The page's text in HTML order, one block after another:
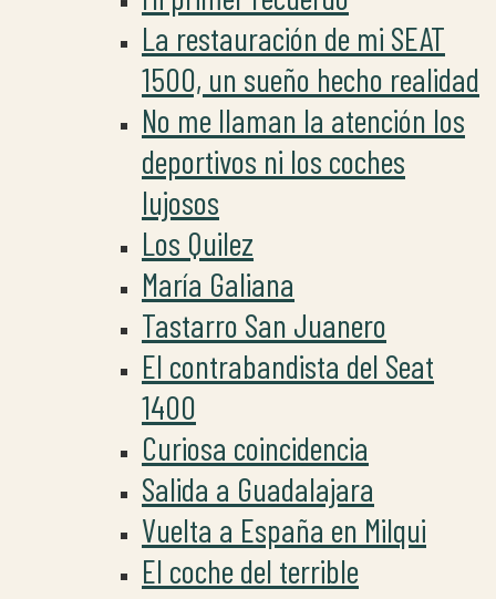
La restauración de mi SEAT
1500, un sueño hecho realidad
No me llaman la atención los
deportivos ni los coches
lujosos
Los Quilez
María Galiana
Tastarro San Juanero
El contrabandista del Seat
1400
Curiosa coincidencia
Salida a Guadalajara
Vuelta a España en Milqui
El coche del terrible